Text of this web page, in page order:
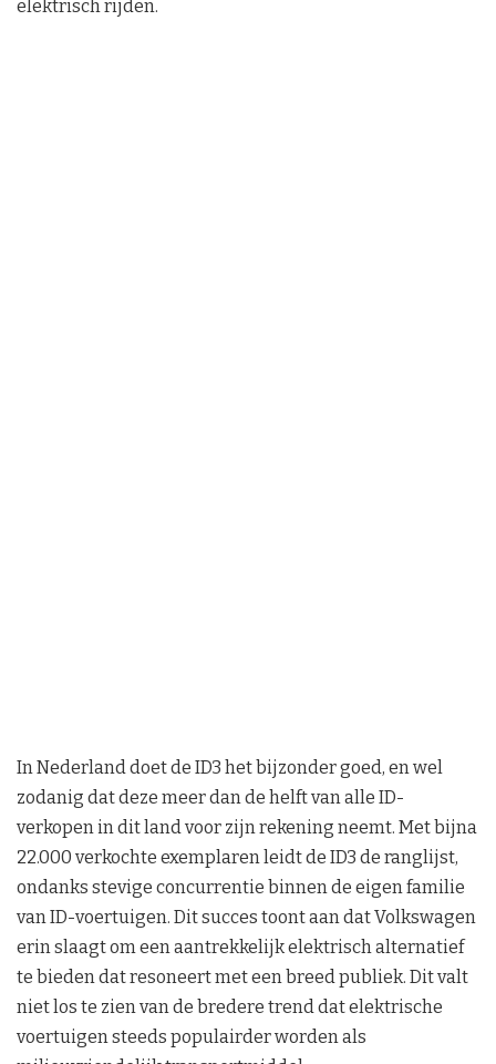
elektrisch rijden.
In Nederland doet de ID3 het bijzonder goed, en wel
zodanig dat deze meer dan de helft van alle ID-
verkopen in dit land voor zijn rekening neemt. Met bijna
22.000 verkochte exemplaren leidt de ID3 de ranglijst,
ondanks stevige concurrentie binnen de eigen familie
van ID-voertuigen. Dit succes toont aan dat Volkswagen
erin slaagt om een aantrekkelijk elektrisch alternatief
te bieden dat resoneert met een breed publiek. Dit valt
niet los te zien van de bredere trend dat elektrische
voertuigen steeds populairder worden als